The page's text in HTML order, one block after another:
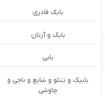
بابک قادری
بابک و آرتان
بابی
بابیک و تتلو و شایع و ناجی و
چاوشی